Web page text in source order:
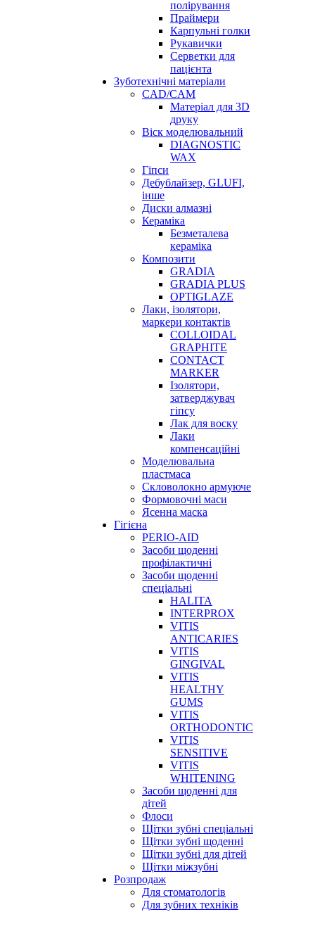
полірування
Праймери
Карпульні голки
Рукавички
Серветки для
пацієнта
Зуботехнічні матеріали
CAD/CAM
Матеріал для 3D
друку
Віск моделювальний
DIAGNOSTIC
WAX
Гіпси
Дебублайзер, GLUFI,
інше
Диски алмазні
Кераміка
Безметалева
кераміка
Композити
GRADIA
GRADIA PLUS
OPTIGLAZE
Лаки, ізолятори,
маркери контактів
COLLOIDAL
GRAPHITE
CONTACT
MARKER
Ізолятори,
затверджувач
гіпсу
Лак для воску
Лаки
компенсаційні
Моделювальна
пластмаса
Скловолокно армуюче
Формовочні маси
Ясенна маска
Гігієна
PERIO-AID
Засоби щоденні
профілактичні
Засоби щоденні
спеціальні
HALITA
INTERPROX
VITIS
ANTICARIES
VITIS
GINGIVAL
VITIS
HEALTHY
GUMS
VITIS
ORTHODONTIC
VITIS
SENSITIVE
VITIS
WHITENING
Засоби щоденні для
дітей
Флоси
Щітки зубні спеціальні
Щітки зубні щоденні
Щітки зубні для дітей
Щітки міжзубні
Розпродаж
Для стоматологів
Для зубних техніків